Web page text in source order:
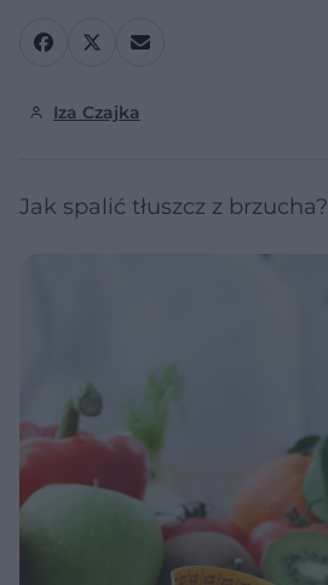
Iza Czajka
Jak spalić tłuszcz z brzucha?